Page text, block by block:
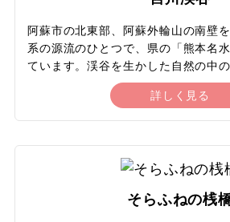
草千里を抜けて山頂を目指すトレッ
います。舗装されていない山肌を登
き、気軽に非日常を体験できます。
阿蘇市の北東部、阿蘇外輪山の南壁
系の源流のひとつで、県の「熊本名
ています。渓谷を生かした自然の中
の里キャンプ村」では、ヤマメのつ
りバーベキューも楽しめます。渓谷
野地区のシンボルである、崇神天皇
に神事が「阿蘇の農耕祭事」として
化財に指定されています。境内には
指定されていた樹齢2,000余年の「手
詳しく見る
そらふねの桟